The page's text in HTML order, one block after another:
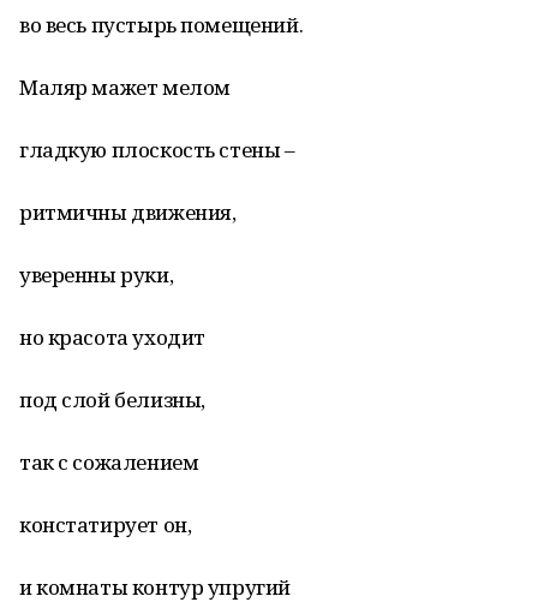
во весь пустырь помещений.
Маляр мажет мелом
гладкую плоскость стены –
ритмичны движения,
уверенны руки,
но красота уходит
под слой белизны,
так с сожалением
констатирует он,
и комнаты контур упругий